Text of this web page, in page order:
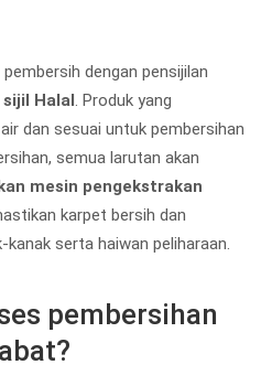
dengan pensijilan
Halal. Produk yang
dan sesuai untuk pembersihan
semua larutan akan
mesin pengekstrakan
karpet bersih dan
serta haiwan peliharaan.
pembersihan